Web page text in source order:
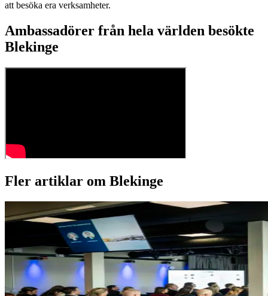
att besöka era verksamheter.
Ambassadörer från hela världen besökte
Blekinge
Fler artiklar om Blekinge